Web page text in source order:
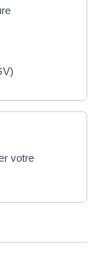
votre